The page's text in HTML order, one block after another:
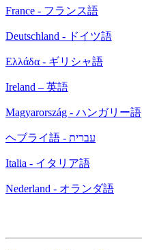
France - フランス語
Deutschland - ドイツ語
Ελλάδα - ギリシャ語
Ireland – 英語
Magyarország - ハンガリー語
ヘブライ語 - עברית
Italia - イタリア語
Nederland - オランダ語